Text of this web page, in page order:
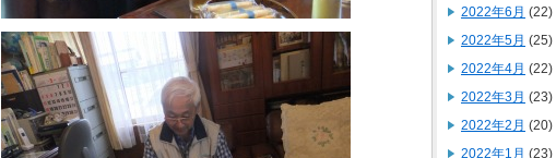
2022年6月 (22)
2022年5月 (25)
2022年4月 (22)
2022年3月 (23)
2022年2月 (20)
2022年1月 (23)